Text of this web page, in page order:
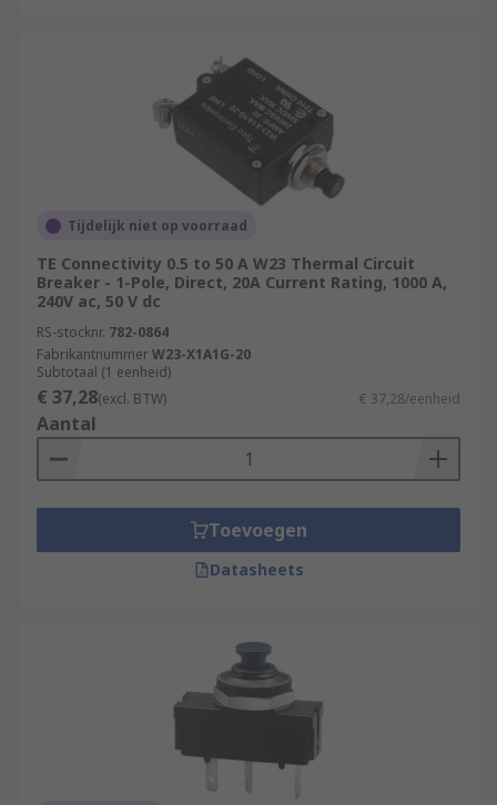
Tijdelijk niet op voorraad
TE Connectivity 0.5 to 50 A W23 Thermal Circuit
Breaker - 1-Pole, Direct, 20A Current Rating, 1000 A,
240V ac, 50 V dc
RS-stocknr. 782-0864
FabrikantnummerW23-X1A1G-20
Subtotaal (1 eenheid)
€ 37,28(excl. BTW) € 37,28/eenheid
Aantal
Toevoegen
Datasheets